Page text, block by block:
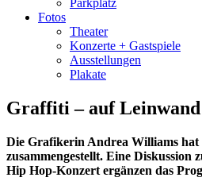
Parkplatz
Fotos
Theater
Konzerte + Gastspiele
Ausstellungen
Plakate
Graffiti – auf
Die Grafikerin Andrea Williams hat
zusammengestellt. Eine
Hip Hop-Konzert ergänzen das